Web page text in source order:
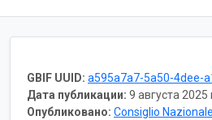
GBIF UUID: a595a7a7-5a50-4dee-
Дата публикации: 9 августа 2025
Опубликовано: Consiglio